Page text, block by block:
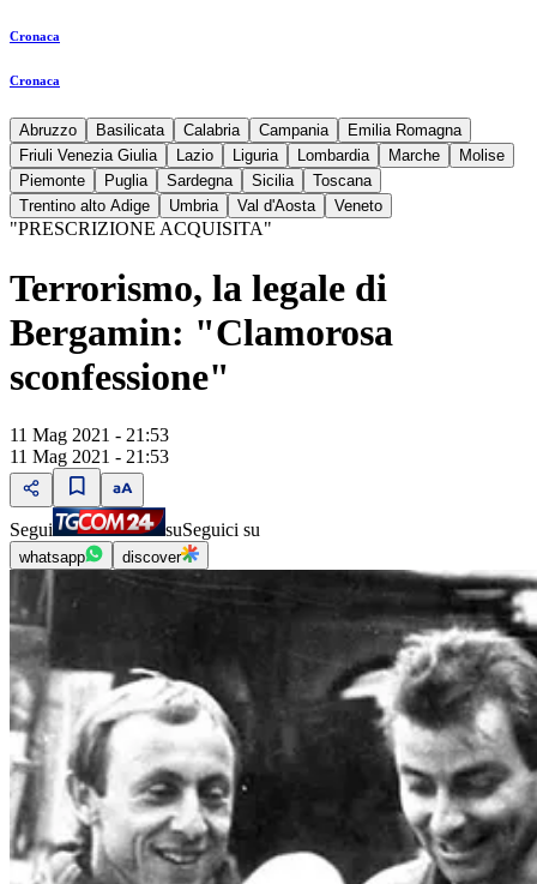
Cronaca
Cronaca
Abruzzo Basilicata Calabria Campania
Emilia Romagna
Friuli Venezia Giulia
Lazio Liguria Lombardia Marche
Molise
Piemonte
Puglia Sardegna Sicilia
Toscana
Trentino alto Adige
Umbria Val d'Aosta Veneto
"PRESCRIZIONE ACQUISITA"
Terrorismo, la legale di
Bergamin: "Clamorosa
sconfessione"
11 Mag 2021 - 21:53
11 Mag 2021 - 21:53
Segui suSeguici su
whatsapp discover